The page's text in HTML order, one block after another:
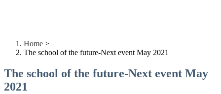
Home >
The school of the future-Next event May 2021
The school of the future-Next event May
2021